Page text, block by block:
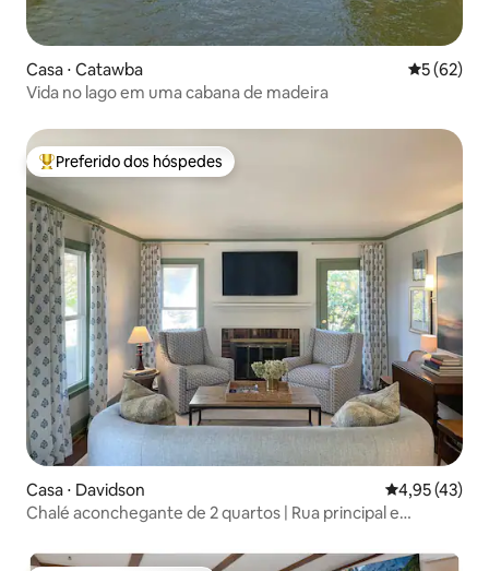
Casa ⋅ Catawba 5 de uma
5 (62)
Vida no lago em uma cabana de madeira
Entre os melhores preferidos dos hóspedes
Preferido dos hóspedes
Casa ⋅ Davidson 4,95 de uma
4,95 (43)
Chalé aconchegante de 2 quartos | Rua principal e